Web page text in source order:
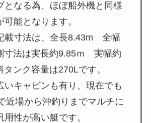
となる為、ほぼ船外機と同様
能となります。
載寸法は、全長8.43m 全幅
法は実長約9.85ｍ 実幅約
ンク容量は270Lです。
いキャビンも有り、現在でも
近場から沖釣りまでマルチに
性が高い艇です。